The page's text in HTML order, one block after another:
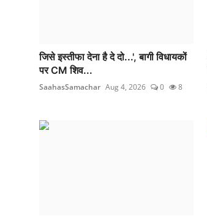
जिसे इस्तीफा देना है दे दो...', बागी विधायकों
पर CM शिव...
SaahasSamachar Aug 4, 2026 0 8